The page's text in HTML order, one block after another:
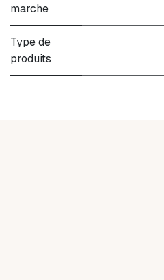
marche
Type de
produits